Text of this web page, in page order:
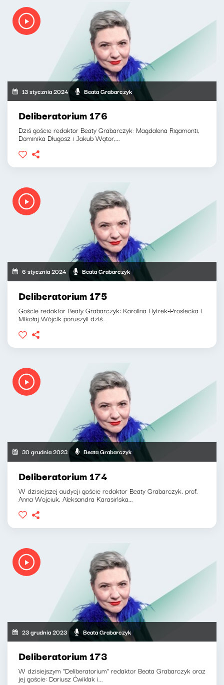
13 stycznia 2024 Beata Grabarczyk
Deliberatorium 176
Dziś goście redaktor Beaty Grabarczyk: Magdalena Rigamonti,
Dominika Długosz i Jakub Wątor,...
6 stycznia 2024 Beata Grabarczyk
Deliberatorium 175
Goście redaktor Beaty Grabarczyk: Karolina Hytrek-Prosiecka i
Mikołaj Wójcik poruszyli dziś...
30 grudnia 2023 Beata Grabarczyk
Deliberatorium 174
W dzisiejszej audycji goście redaktor Beaty Grabarczyk, prof.
Anna Wojciuk, Aleksandra Karasińska...
23 grudnia 2023 Beata Grabarczyk
Deliberatorium 173
W dzisiejszym "Deliberatorium" redaktor Beata Grabarczyk oraz
jej goście: Dariusz Ćwiklak i...